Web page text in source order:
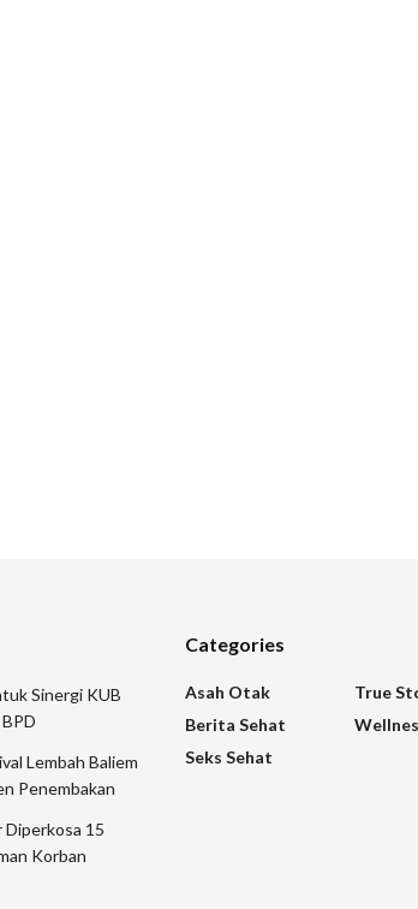
Sinergi KUB
Lembah Baliem
Penembakan
Diperkosa 15
Korban
Categories
Asah Otak
Berita Sehat
Seks Sehat
True